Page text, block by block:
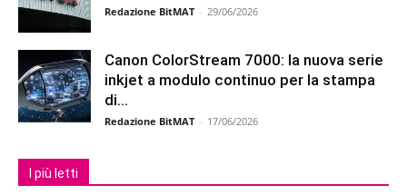
Redazione BitMAT - 29/06/2026
Canon ColorStream 7000: la nuova serie
inkjet a modulo continuo per la stampa
di...
Redazione BitMAT - 17/06/2026
I più letti